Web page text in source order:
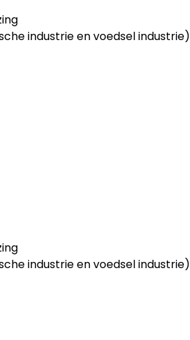
industrie en voedsel industrie)
industrie en voedsel industrie)